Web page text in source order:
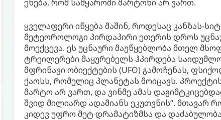
ეხება, რომ სამყაროში მარტონი არ ვართ.
ყველაფერი იწყება მაშინ, როდესაც კანზას-
მეტეოროლოგი პირდაპირი ეთერის დროს
მოექცევა. ეს უცნაური მაუწყებლობა მთელ
ტრეილერები მაყურებელს ჰპირდება
მფრინავი ობიექტების (UFO) გამოჩენას,
ქაოსს, რომელიც პლანეტას მოიცავს.
მარტო არ ვართ, და ვინმე ამას
შვიდ მილიარდ ადამიანს ეკუთვნის“. მთავარ
კიდევ უფრო მეტ დრამატიზმსა და